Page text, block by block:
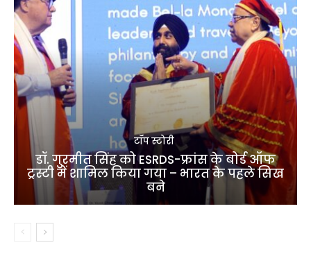
टॉप स्टोरी
डॉ. गुरमीत सिंह को ESRDS-फ्रांस के बोर्ड ऑफ
ट्रस्टी में शामिल किया गया – भारत के पहले सिख
बने